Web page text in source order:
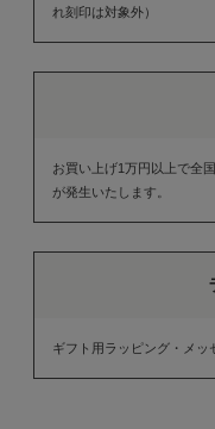
れ刻印は対象外）
お買い上げ1万円以上で全
が発生いたします。
ギフト用ラッピング・メッ